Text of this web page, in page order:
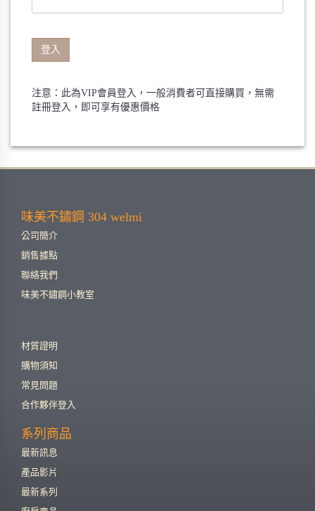
登入
注意：此為VIP會員登入，一般消費者可直接購買，無需
註冊登入，即可享有優惠價格
味美不鏽鋼 304 welmi
公司簡介
銷售據點
聯絡我們
味美不鏽鋼小教室
材質證明
購物須知
常見問題
合作夥伴登入
系列商品
最新訊息
產品影片
最新系列